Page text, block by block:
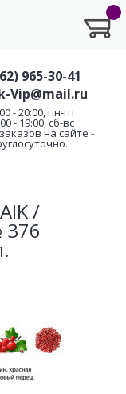
965-30-41
Vip@mail.ru
- 20:00, пн-пт
- 19:00, сб-вс
на сайте -
/